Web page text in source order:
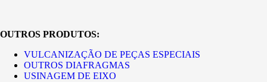
OUTROS PRODUTOS:
VULCANIZAÇÃO DE PEÇAS ESPECIAIS
OUTROS DIAFRAGMAS
USINAGEM DE EIXO